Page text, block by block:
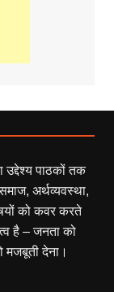
उद्देश्य पाठकों तक
अर्थव्यवस्था,
को कवर करते
है – जनता को
देना।